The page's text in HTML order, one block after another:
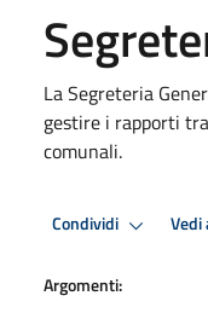
La Segreteria
gestire i rapporti
comunali.
Condividi Vedi
Argomenti: